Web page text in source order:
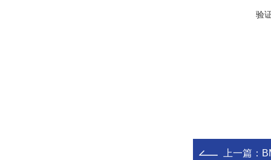
验
上一篇：